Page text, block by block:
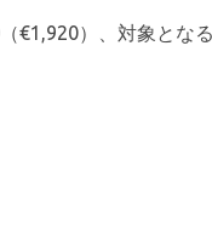
€1,920）、対象とな